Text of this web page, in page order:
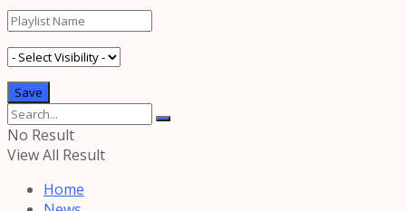
No Result
View All Result
Home